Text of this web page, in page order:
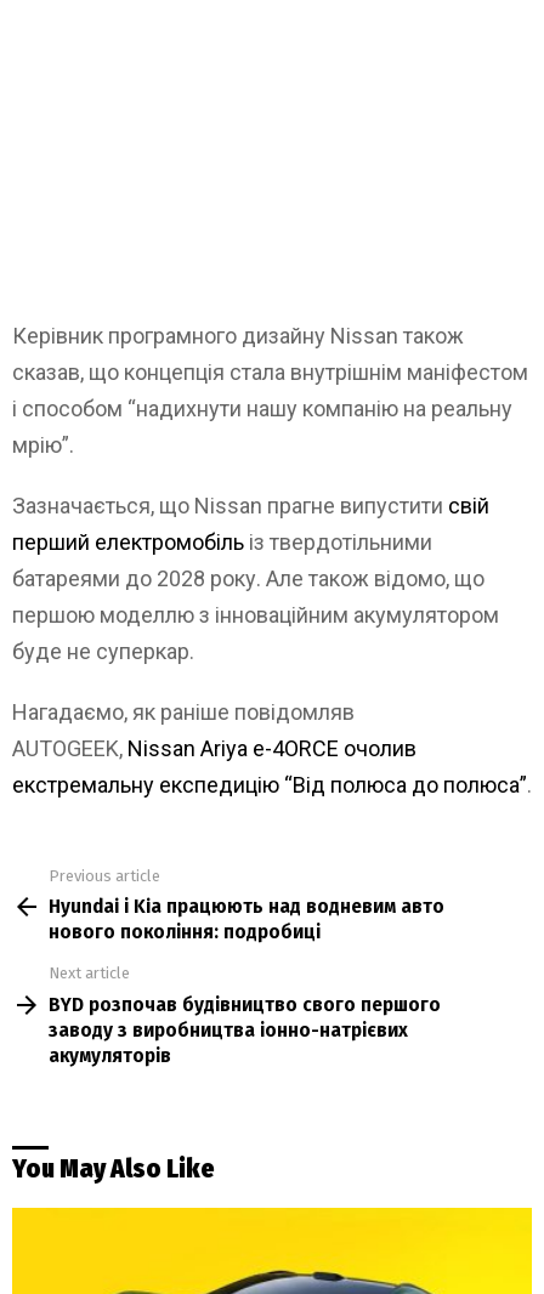
Керівник програмного дизайну Nissan також
сказав, що концепція стала внутрішнім маніфестом
і способом “надихнути нашу компанію на реальну
мрію”.
Зазначається, що Nissan прагне випустити свій
перший електромобіль із твердотільними
батареями до 2028 року. Але також відомо, що
першою моделлю з інноваційним акумулятором
буде не суперкар.
Нагадаємо, як раніше повідомляв
AUTOGEEK, Nissan Ariya e-4ORCE очолив
екстремальну експедицію “Від полюса до полюса”.
more
Previous article
Hyundai і Kia працюють над водневим авто
нового покоління: подробиці
Next article
BYD розпочав будівництво свого першого
заводу з виробництва іонно-натрієвих
акумуляторів
You May Also Like